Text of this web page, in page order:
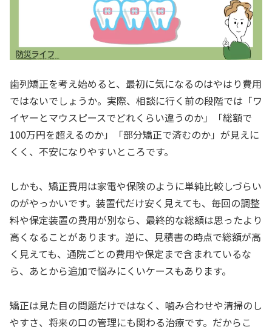
歯列矯正を考え始めると、最初に気になるのはやはり費用
ではないでしょうか。実際、相談に行く前の段階では「ワ
イヤーとマウスピースでどれくらい違うのか」「総額で
100万円を超えるのか」「部分矯正で済むのか」が見えに
くく、不安になりやすいところです。
しかも、矯正費用は家電や保険のように単純比較しづらい
のがやっかいです。装置代だけ安く見えても、毎回の調整
料や保定装置の費用が別なら、最終的な総額は思ったより
高くなることがあります。逆に、見積書の時点で総額が高
く見えても、通院ごとの費用や保定まで含まれているな
ら、あとから追加で悩みにくいケースもあります。
矯正は見た目の問題だけではなく、噛み合わせや清掃のし
やすさ、将来の口の管理にも関わる治療です。だからこ